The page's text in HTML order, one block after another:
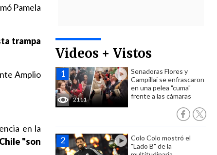
Videos + Vistos
2111
Senadoras Flores y
Campillai se enfrascaron
en una pelea "cuma"
frente a las cámaras
Colo Colo mostró el
"Lado B" de la
Pamela
trampa
Amplio
en la
"son